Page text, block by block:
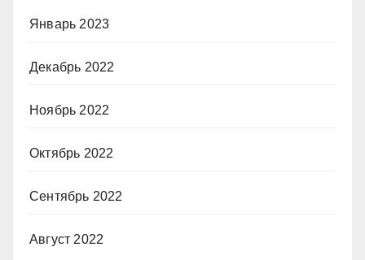
Январь 2023
Декабрь 2022
Ноябрь 2022
Октябрь 2022
Сентябрь 2022
Август 2022